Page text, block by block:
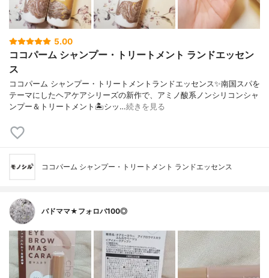
5.00
ココパーム シャンプー・トリートメント ランドエッセン
ス
ココパーム シャンプー・トリートメントランドエッセンス✨南国スパを
テーマにしたヘアケアシリーズの新作で、アミノ酸系ノンシリコンシャ
ンプー＆トリートメント🏝️シッ…続きを見る
ココパーム シャンプー・トリートメント ランドエッセンス
バドママ★フォロバ100◎